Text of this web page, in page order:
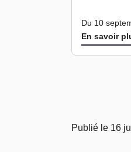
Du 10
En savoir
Publié le 16